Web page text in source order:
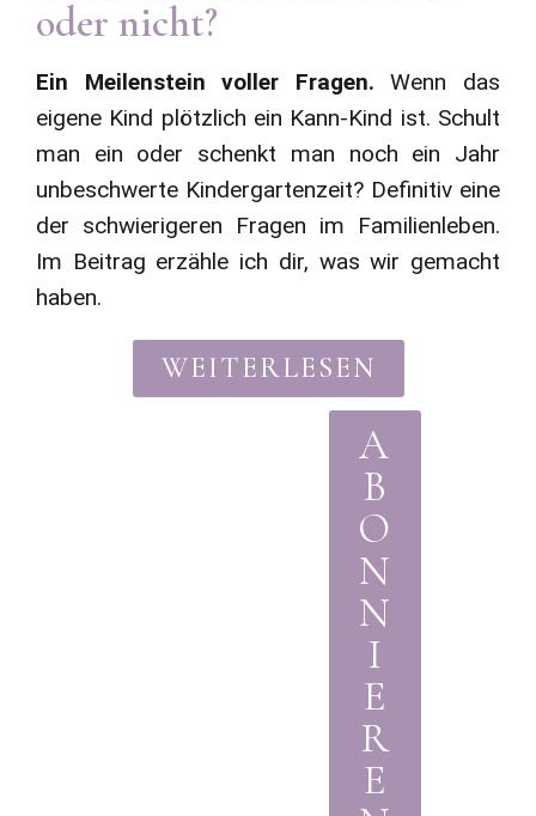
oder nicht?
Ein Meilenstein voller Fragen. Wenn das
eigene Kind plötzlich ein Kann-Kind ist. Schult
man ein oder schenkt man noch ein Jahr
unbeschwerte Kindergartenzeit? Definitiv eine
der schwierigeren Fragen im Familienleben.
Im Beitrag erzähle ich dir, was wir gemacht
haben.
WEITERLESEN
A
B
O
N
N
I
E
R
E